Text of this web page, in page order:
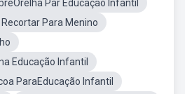
Par Educação Infantil
Para Menino
Educação Infantil
ParaEducação Infantil